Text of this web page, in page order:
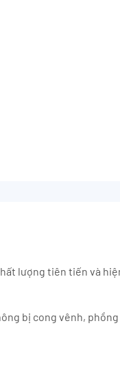
lượng tiên tiến và
bị cong vênh, phồng